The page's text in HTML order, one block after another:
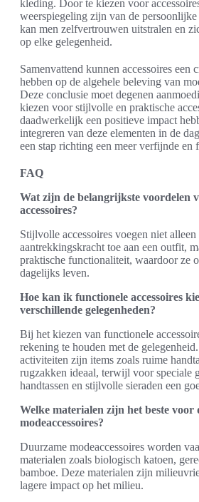
kleding. Door te kiezen voor
weerspiegeling zijn van de
kan men zelfvertrouwen uitstralen en
op elke gelegenheid.
Samenvattend kunnen accessoires een
hebben op de algehele beleving van
Deze conclusie moet degenen
kiezen voor stijlvolle en praktische
daadwerkelijk een positieve impact
integreren van deze elementen in de
een stap richting een meer verfijnde en
FAQ
Wat zijn de belangrijkste voordelen
accessoires?
Stijlvolle accessoires voegen niet alleen
aantrekkingskracht toe aan een outfit,
praktische functionaliteit, waardoor ze
dagelijks leven.
Hoe kan ik functionele accessoires
verschillende gelegenheden?
Bij het kiezen van functionele
rekening te houden met de
activiteiten zijn items zoals ruime
rugzakken ideaal, terwijl voor speciale
handtassen en stijlvolle sieraden een
Welke materialen zijn het beste voor
modeaccessoires?
Duurzame modeaccessoires worden
materialen zoals biologisch katoen,
bamboe. Deze materialen zijn
lagere impact op het milieu.